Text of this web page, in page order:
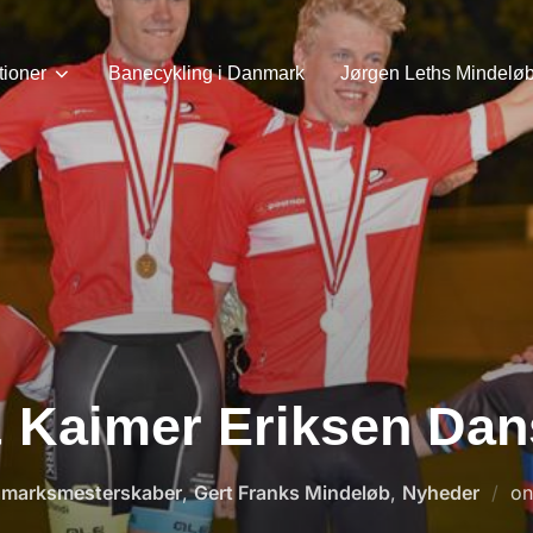
Banecykling i Danmark Jørgen Leths
Eriksen
,Gert Franks Mindeløb, Nyheder